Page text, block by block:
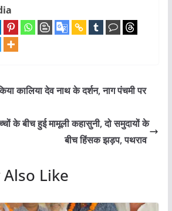
कालिया देव नाथ के दर्शन, नाग पंचमी पर
के बीच हुई मामूली कहासुनी, दो समुदायों के
बीच हिंसक झड़प, पथराव
Like